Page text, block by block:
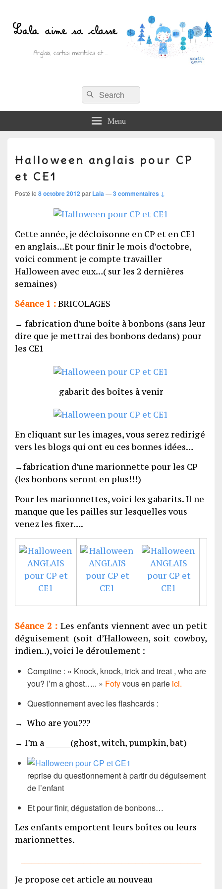
Lala aime sa classe
Anglais, cartes mentales et ….Recherche :
Rechercher
Menu
Halloween anglais pour CP
et CE1
Posté le 8 octobre 2012par Lala—3 commentaires ↓
Cette année, je décloisonne en CP et en CE1
en anglais…Et pour finir le mois d’octobre,
voici comment je compte travailler
Halloween avec eux…( sur les 2 dernières
semaines)
Séance 1 :BRICOLAGES
→ fabrication d’une boîte à bonbons (sans leur
dire que je mettrai des bonbons dedans) pour
les CE1
gabarit des boîtes à venir
En cliquant sur les images, vous serez redirigé
vers les blogs qui ont eu ces bonnes idées…
→fabrication d’une marionnette pour les CP
(les bonbons seront en plus!!!)
Pour les marionnettes, voici les gabarits. Il ne
manque que les pailles sur lesquelles vous
venez les fixer….
Séance 2 : Les enfants viennent avec un petit
déguisement (soit d’Halloween, soit cowboy,
indien..), voici le déroulement :
Comptine : « Knock, knock, trick and treat , who are
you? I’m a ghost….. » Fofyvous en parle ici.
Questionnement avec les flashcards :
→ Who are you???
→ I’m a _______(ghost, witch, pumpkin, bat)
reprise du questionnement à partir du déguisement
de l’enfant
Et pour finir, dégustation de bonbons…
Les enfants emportent leurs boîtes ou leurs
marionnettes.
Je propose cet article au nouveau